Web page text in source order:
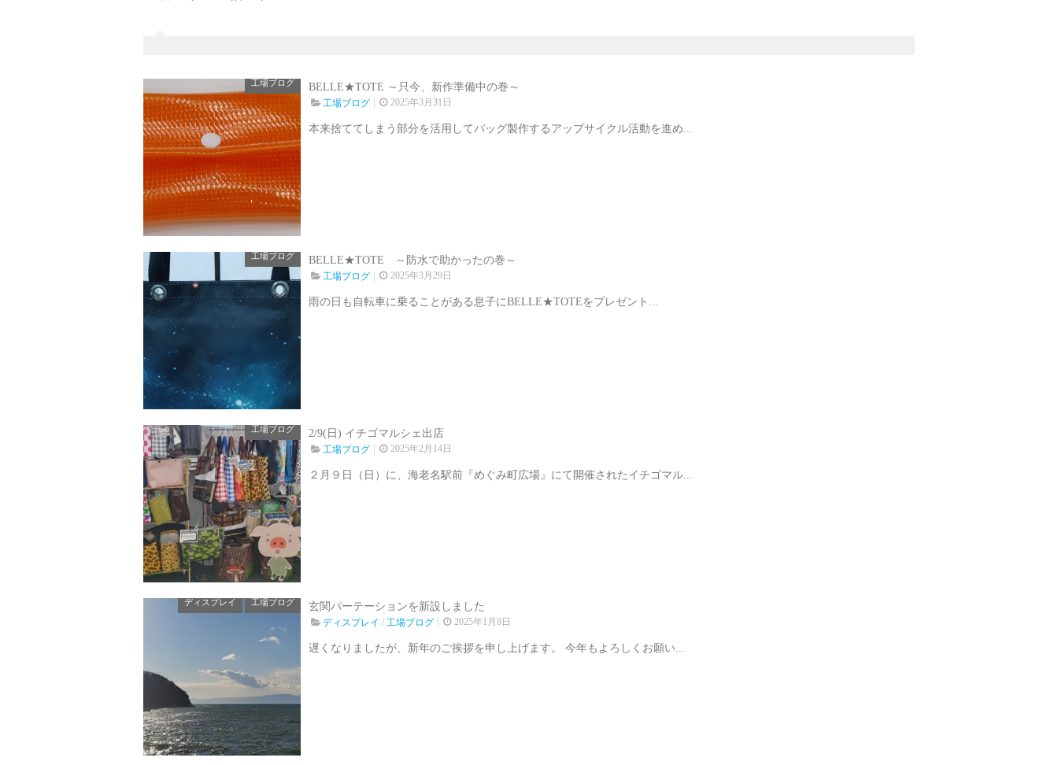
工場ブログ BELLE★TOTE ～只今、新作準備中の巻～
工場ブログ 2025年3月31日
本来捨ててしまう部分を活用してバッグ製作するアップサイクル活動を進め...
工場ブログ BELLE★TOTE ～防水で助かったの巻～
工場ブログ 2025年3月29日
雨の日も自転車に乗ることがある息子にBELLE★TOTEをプレゼント...
工場ブログ 2/9(日) イチゴマルシェ出店
工場ブログ 2025年2月14日
２月９日（日）に、海老名駅前『めぐみ町広場』にて開催されたイチゴマル...
ディスプレイ 工場ブログ 玄関パーテーションを新設しました
ディスプレイ / 工場ブログ 2025年1月8日
遅くなりましたが、新年のご挨拶を申し上げます。 今年もよろしくお願い...